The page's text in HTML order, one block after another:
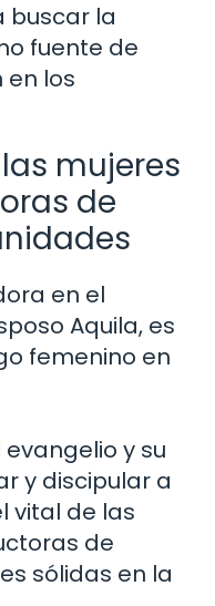
buscar la
fuente de
en los
mujeres
de
en el
Aquila, es
femenino en
y su
y discipular a
vital de las
de
sólidas en la